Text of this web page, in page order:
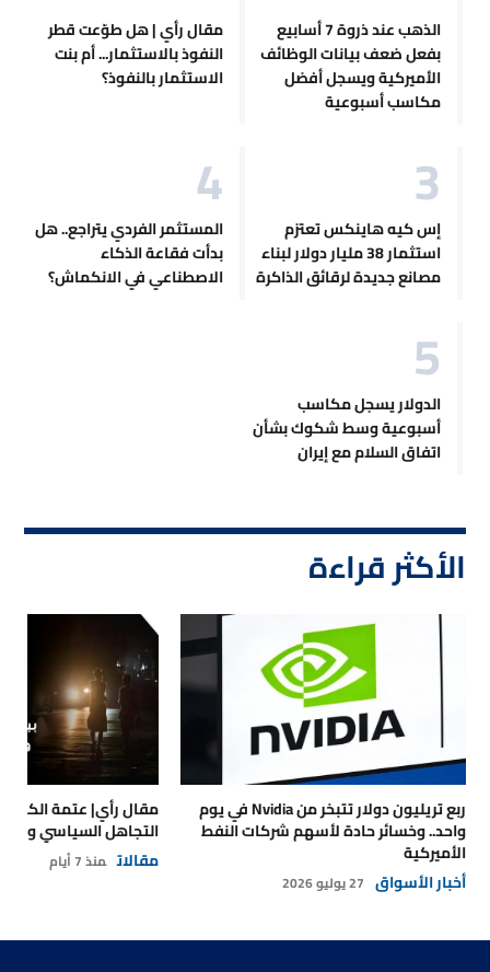
الذهب عند ذروة 7 أسابيع
بفعل ضعف بيانات الوظائف
الأميركية ويسجل أفضل
مكاسب أسبوعية
مقال رأي | هل طوّعت قطر
النفوذ بالاستثمار... أم بنت
الاستثمار بالنفوذ؟
إس كيه هاينكس تعتزم
استثمار 38 مليار دولار لبناء
مصانع جديدة لرقائق الذاكرة
المستثمر الفردي يتراجع.. هل
بدأت فقاعة الذكاء
الاصطناعي في الانكماش؟
الدولار يسجل مكاسب
أسبوعية وسط شكوك بشأن
اتفاق السلام مع إيران
الأكثر قراءة
ربع تريليون دولار تتبخر من Nvidia في يوم
واحد.. وخسائر حادة لأسهم شركات النفط
الأميركية
أخبار الأسواق 27 يوليو 2026
مقال رأي| عتمة
التجاهل السياسي
مقالات منذ 7 أيام